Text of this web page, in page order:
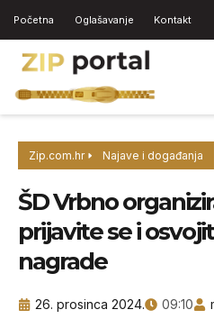
Početna Oglašavanje Kontakt
Zip.com.hr Najave i događanja
ŠD Vrbno
prijavite se i
nagrade
26. prosinca 2024. 09:10